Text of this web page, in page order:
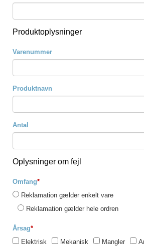
Produktoplysninger
Varenummer
Produktnavn
Antal
Oplysninger om fejl
Omfang*
Reklamation gælder enkelt vare
Reklamation gælder hele ordren
Årsag*
Elektrisk
Mekanisk Mangler